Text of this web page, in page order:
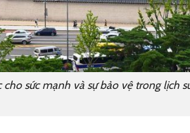
sức mạnh và sự bảo vệ trong lịch